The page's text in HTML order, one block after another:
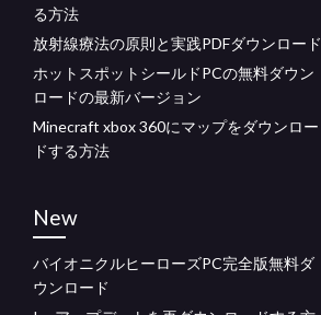
る方法
放射線療法の原則と実践PDFダウンロード
ホットスポットシールドPCの無料ダウン
ロードの最新バージョン
Minecraft xbox 360にマップをダウンロー
ドする方法
New
バイオニクルヒーローズPC完全版無料ダ
ウンロード